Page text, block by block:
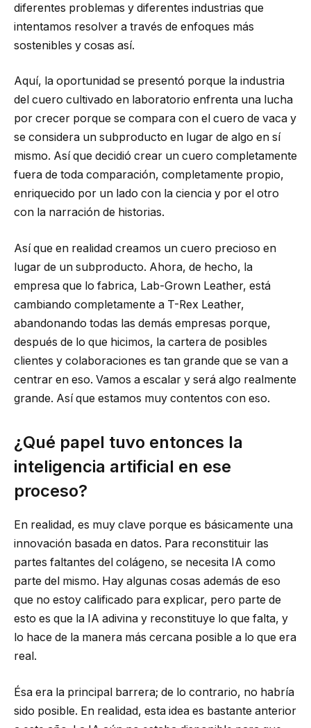
diferentes problemas y diferentes industrias que
intentamos resolver a través de enfoques más
sostenibles y cosas así.
Aquí, la oportunidad se presentó porque la industria
del cuero cultivado en laboratorio enfrenta una lucha
por crecer porque se compara con el cuero de vaca y
se considera un subproducto en lugar de algo en sí
mismo. Así que decidió crear un cuero completamente
fuera de toda comparación, completamente propio,
enriquecido por un lado con la ciencia y por el otro
con la narración de historias.
Así que en realidad creamos un cuero precioso en
lugar de un subproducto. Ahora, de hecho, la
empresa que lo fabrica, Lab-Grown Leather, está
cambiando completamente a T-Rex Leather,
abandonando todas las demás empresas porque,
después de lo que hicimos, la cartera de posibles
clientes y colaboraciones es tan grande que se van a
centrar en eso. Vamos a escalar y será algo realmente
grande. Así que estamos muy contentos con eso.
¿Qué papel tuvo entonces la
inteligencia artificial en ese
proceso?
En realidad, es muy clave porque es básicamente una
innovación basada en datos. Para reconstituir las
partes faltantes del colágeno, se necesita IA como
parte del mismo. Hay algunas cosas además de eso
que no estoy calificado para explicar, pero parte de
esto es que la IA adivina y reconstituye lo que falta, y
lo hace de la manera más cercana posible a lo que era
real.
Ésa era la principal barrera; de lo contrario, no habría
sido posible. En realidad, esta idea es bastante anterior